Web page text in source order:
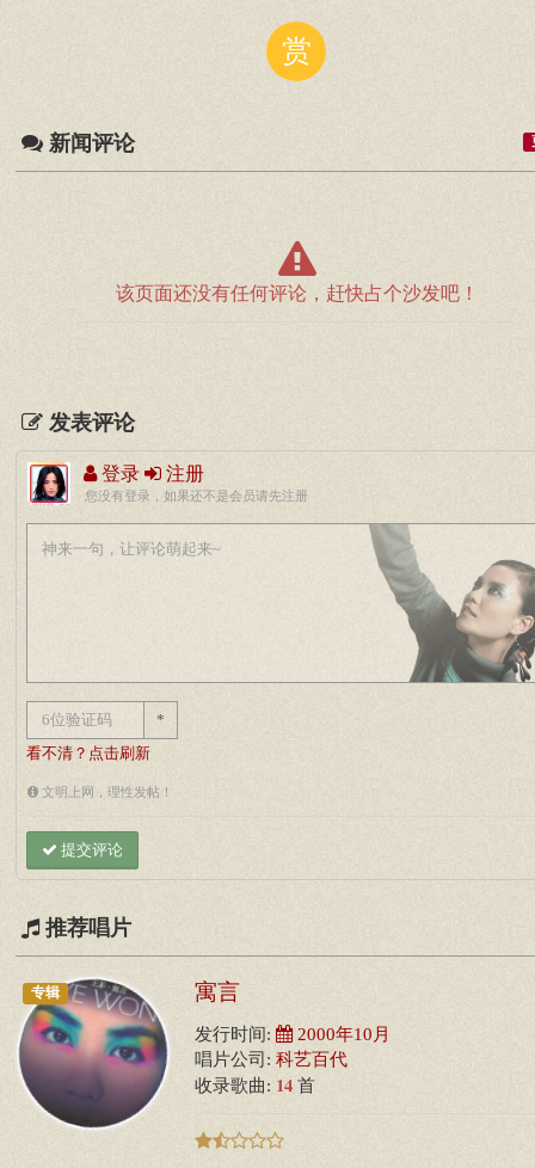
赏
新闻评论
该页面还没有任何评论，赶快占个沙发吧！
发表评论
登录 注册
您没有登录，如果还不是会员请先注册
*
看不清？点击刷新
文明上网，理性发帖！
提交评论
推荐唱片
专辑 寓言
发行时间: 2000年10月
唱片公司: 科艺百代
收录歌曲: 14 首